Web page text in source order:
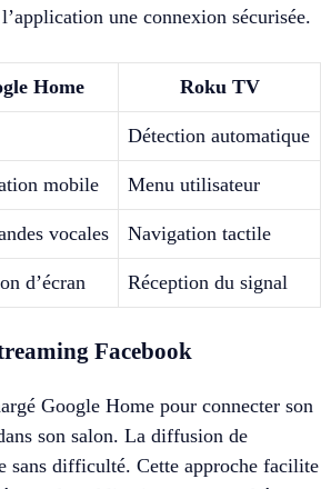
une connexion sécurisée.
Home Roku TV
Détection automatique
mobile Menu utilisateur
vocales Navigation tactile
d’écran Réception du signal
Facebook
Google Home pour connecter son
son salon. La diffusion de
sans difficulté. Cette approche facilite